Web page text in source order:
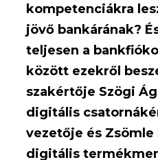
kompetenciákra
jövő bankárának?
teljesen a
között ezekről
szakértője Szögi
digitális
vezetője és Zsömle
digitális